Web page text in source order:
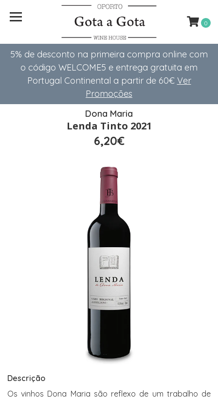
5% de desconto na primeira compra online com
o código WELCOME5 e entrega gratuita em
Portugal Continental a partir de 60€ Ver
Promoções
0
Dona Maria
Lenda Tinto 2021
6,20€
Descrição
Os vinhos Dona Maria são reflexo de um trabalho de